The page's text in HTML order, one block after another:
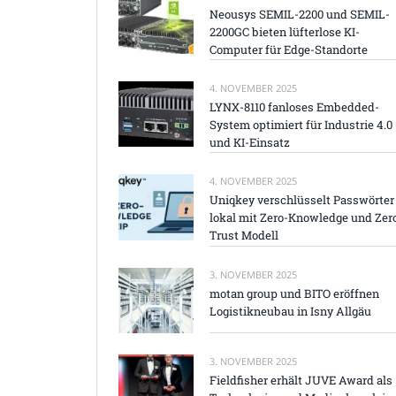
Neousys SEMIL-2200 und SEMIL-
2200GC bieten lüfterlose KI-
Computer für Edge-Standorte
4. NOVEMBER 2025
LYNX-8110 fanloses Embedded-
System optimiert für Industrie 4.0
und KI-Einsatz
4. NOVEMBER 2025
Uniqkey verschlüsselt Passwörter
lokal mit Zero-Knowledge und
Trust Modell
3. NOVEMBER 2025
motan group und BITO eröffnen
Logistikneubau in Isny Allgäu
3. NOVEMBER 2025
Fieldfisher erhält JUVE Award als